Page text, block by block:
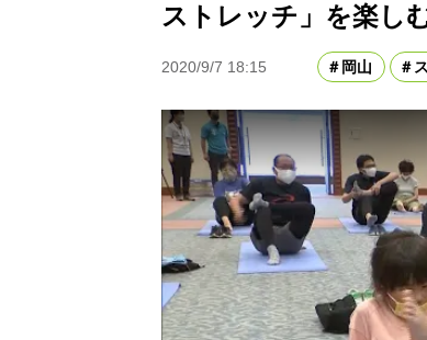
ストレッチ」を楽し
2020/9/7 18:15 岡山